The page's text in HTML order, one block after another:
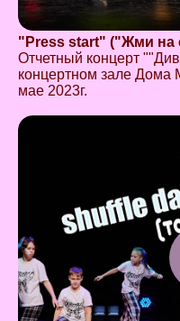
"Press start" ("Жми на
Отчетный концерт
концертном зале Дома
мае 2023г.